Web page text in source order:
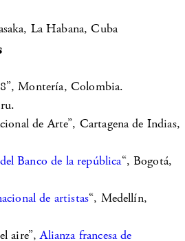
La Habana, Cuba
Montería, Colombia.
de Arte”, Cartagena de Indias,
Banco de la república“, Bogotá,
de artistas“, Medellín,
aire”,Alianza francesa de